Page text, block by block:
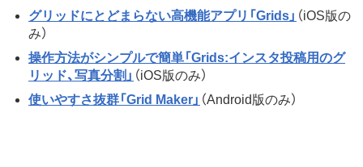
グリッドにとどまらない高機能アプリ「Grids」 （iOS版の
み）
操作方法がシンプルで簡単「Grids:インスタ投稿用のグ
リッド、写真分割」 （iOS版のみ）
使いやすさ抜群「Grid Maker」 （Android版のみ）